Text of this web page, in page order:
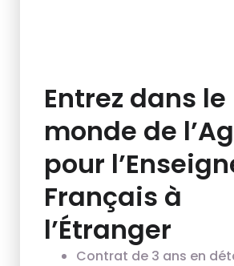
Entrez dans le
monde de
pour
Français à
l’Étranger
Contrat de 3 ans en